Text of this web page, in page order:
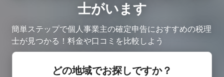
士がいます
簡単ステップで個人事業主の確定申告におすすめの税理
士が見つかる！料金や口コミを比較しよう
どの地域でお探しですか？